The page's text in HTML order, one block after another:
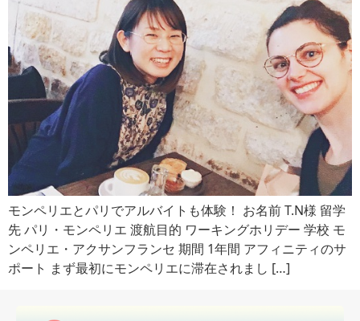
モンペリエとパリでアルバイトも体験！ お名前 T.N様 留学
先 パリ・モンペリエ 渡航目的 ワーキングホリデー 学校 モ
ンペリエ・アクサンフランセ 期間 1年間 アフィニティのサ
ポート まず最初にモンペリエに滞在されまし […]